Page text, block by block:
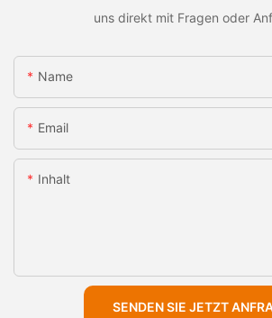
uns direkt mit Fragen oder
Name
Email
Inhalt
SENDEN SIE JETZT